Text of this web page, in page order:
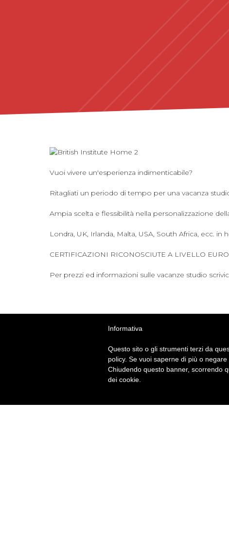
Vuoi vivere un'esperienza indimenticabile?
Ritagliati un periodo di tempo per una vacanza
Ampia scelta e flessibilità nella personalizzazione
Londra, UK, Irlanda, Malta, USA, South Africa, ecc.
CERTIFICAZIONI RICONOSCIUTE A LIVELLO
Per prezzi ed informazioni sulle vacanze studio
Informativa
Questo sito o gli strumenti terzi da
policy. Se vuoi saperne di più o
Chiudendo questo banner, scorrendo
dei cookie.